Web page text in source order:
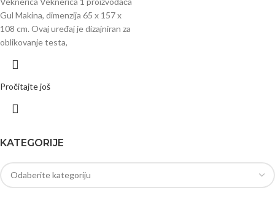
KATEGORIJE
Gul Makina, dimenzija 65 x 157 x
108 cm. Ovaj uređaj je dizajniran za
oblikovanje testa,
Pročitajte još